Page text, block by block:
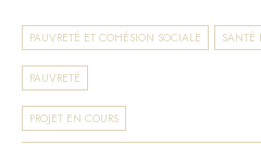
PAUVRETÉ ET COHÉSION SOCIALE SANTÉ
PAUVRETÉ
PROJET EN COURS